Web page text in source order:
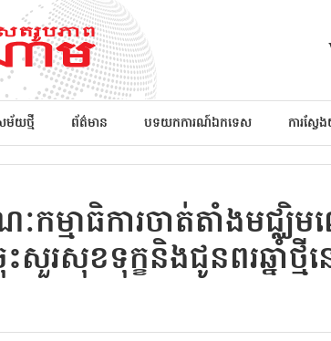
យថ្មី ព័ត៌មាន បទយកការណ៍ឯកទេស ការស្វ
ៈកម្មាធិការចាត់តាំងមជ្
រសុខទុក្ខនិងជូនពរឆ្នាំថ្មី